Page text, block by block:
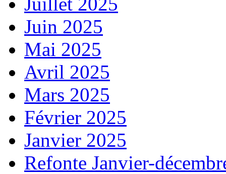
Juin 2025
Mai 2025
Avril 2025
Mars 2025
Février 2025
Janvier 2025
Refonte Janvier-